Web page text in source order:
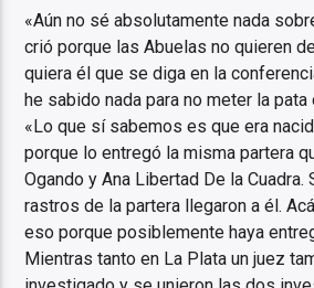
«Aún no sé absolutamente nada
crió porque las Abuelas no quieren
quiera él que se diga en la
he sabido nada para no meter la pata
«Lo que sí sabemos es que era
porque lo entregó la misma partera
Ogando y Ana Libertad De la Cuadra.
rastros de la partera llegaron a él.
eso porque posiblemente haya
Mientras tanto en La Plata un juez